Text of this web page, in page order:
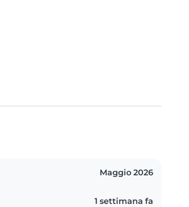
Maggio 2026
1 settimana fa